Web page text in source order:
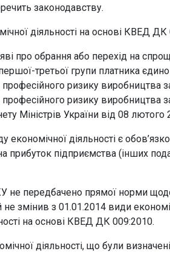
законодавству.
діяльності на основі КВЕД
про обрання або перехід на
третьої групи платника
ризику виробництва
ризику виробництва
Міністрів України від 08
економічної діяльності є
прибуток підприємства (інших
не передбачено прямої норми щодо
змінив з 01.01.2014 види
на основі КВЕД ДК 009:2010.
діяльності, що були